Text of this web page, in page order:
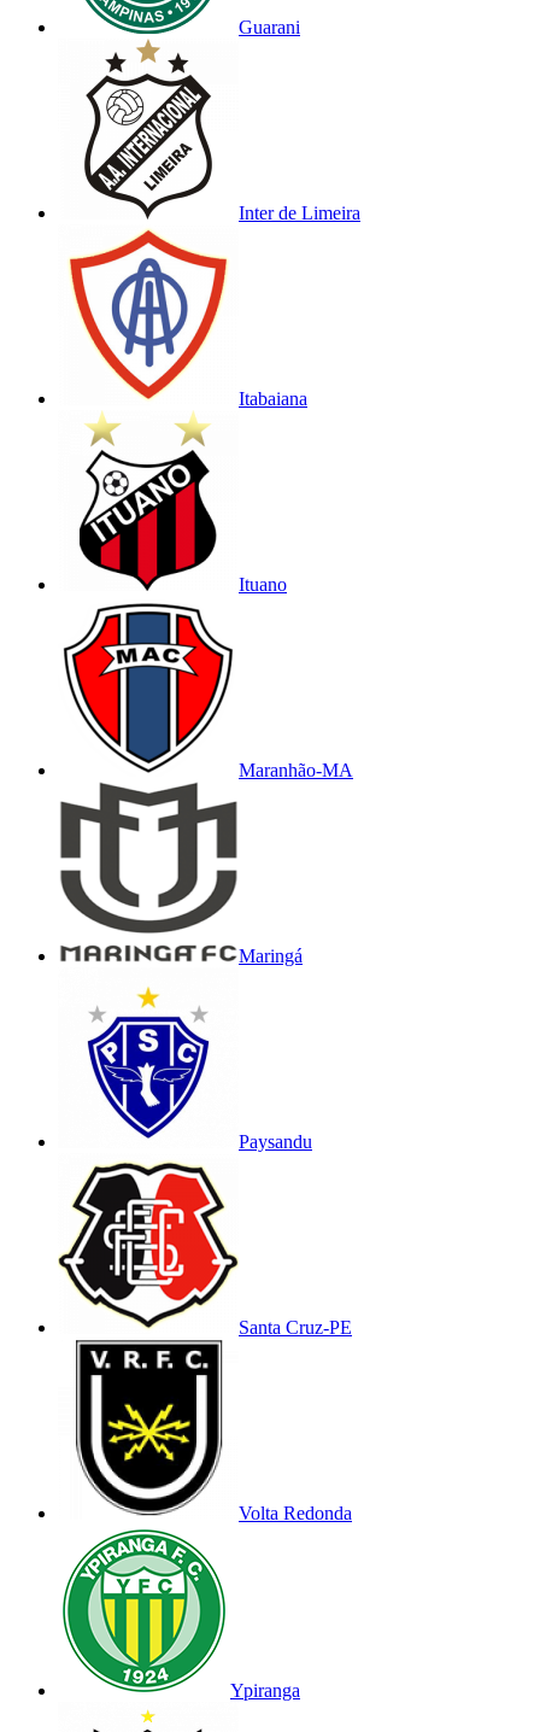
Guarani
Inter de Limeira
Itabaiana
Ituano
Maranhão-MA
Maringá
Paysandu
Santa Cruz-PE
Volta Redonda
Ypiranga